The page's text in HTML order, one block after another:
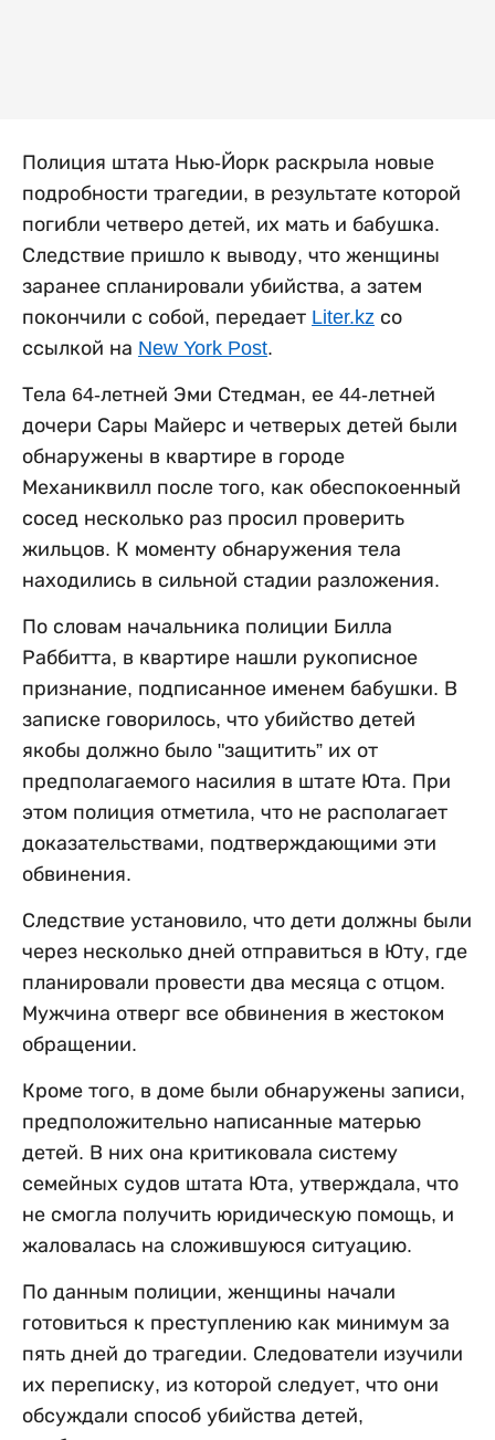
Полиция штата Нью-Йорк раскрыла новые
подробности трагедии, в результате которой
погибли четверо детей, их мать и бабушка.
Следствие пришло к выводу, что женщины
заранее спланировали убийства, а затем
покончили с собой, передает Liter.kz со
ссылкой на New York Post.
Тела 64-летней Эми Стедман, ее 44-летней
дочери Сары Майерс и четверых детей были
обнаружены в квартире в городе
Механиквилл после того, как обеспокоенный
сосед несколько раз просил проверить
жильцов. К моменту обнаружения тела
находились в сильной стадии разложения.
По словам начальника полиции Билла
Раббитта, в квартире нашли рукописное
признание, подписанное именем бабушки. В
записке говорилось, что убийство детей
якобы должно было "защитить” их от
предполагаемого насилия в штате Юта. При
этом полиция отметила, что не располагает
доказательствами, подтверждающими эти
обвинения.
Следствие установило, что дети должны были
через несколько дней отправиться в Юту, где
планировали провести два месяца с отцом.
Мужчина отверг все обвинения в жестоком
обращении.
Кроме того, в доме были обнаружены записи,
предположительно написанные матерью
детей. В них она критиковала систему
семейных судов штата Юта, утверждала, что
не смогла получить юридическую помощь, и
жаловалась на сложившуюся ситуацию.
По данным полиции, женщины начали
готовиться к преступлению как минимум за
пять дней до трагедии. Следователи изучили
их переписку, из которой следует, что они
обсуждали способ убийства детей,